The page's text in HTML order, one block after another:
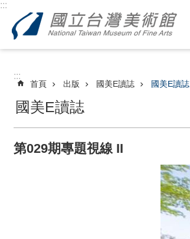
跳到主要內容區塊
:::
:::
首頁 出版 國美E讀誌 國美E讀誌
國美E讀誌
第029期專題視線 II